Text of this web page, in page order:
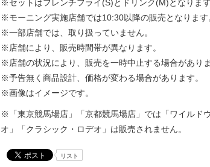
※セットはフレンチフライ(S)とドリンク(M)となります
※モーニング実施店舗では10:30以降の販売となります
※一部店舗では、取り扱っていません。
※店舗により、販売時間帯が異なります。
※店舗の状況により、販売を一時中止する場合がありま
※予告無く商品設計、価格が変わる場合があります。
※画像はイメージです。
※「東京競馬場店」「京都競馬場店」では「ワイルド
オ」「クラシック・ロデオ」は販売されません。
リスト